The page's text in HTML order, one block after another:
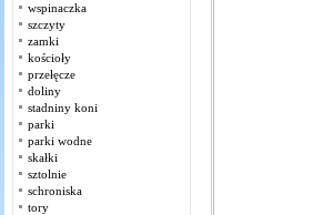
wspinaczka
szczyty
zamki
kościoły
przełęcze
doliny
stadniny koni
parki
parki wodne
skałki
sztolnie
schroniska
tory